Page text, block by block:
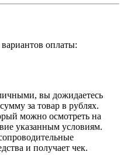
оплаты:
вы дожидаетесь
за товар в рублях.
можно осмотреть на
указанным условиям.
и получает чек.